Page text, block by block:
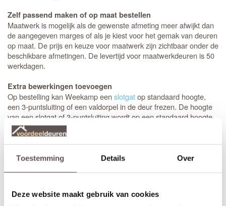
Toestemming Details Over
Deze website maakt gebruik van cookies
Zelf passend maken of op maat bestellen
Maatwerk is mogelijk als de gewenste afmeting meer afwijkt dan
de aangegeven marges of als je kiest voor het gemak van deuren
op maat. De prijs en keuze voor maatwerk zijn zichtbaar onder de
beschikbare afmetingen. De levertijd voor maatwerkdeuren is 50
werkdagen.
Extra bewerkingen toevoegen
Op bestelling kan Weekamp eenslotgatop standaard hoogte,
een 3-puntsluiting of een valdorpel in de deur frezen. De hoogte
van een slotgat of 3-puntsluiting wordt op een standaard hoogte
aangebracht. De deurkruk zit altijd op een hoogte van 105 cm
gemeten vanaf de onderzijde van de deur. Let op! De
draairichtingvan de deur is van belang. Maak je keuze uit het
overzicht.
deur eendeurknopwordt gemonteerd en aan de binnenzijde een